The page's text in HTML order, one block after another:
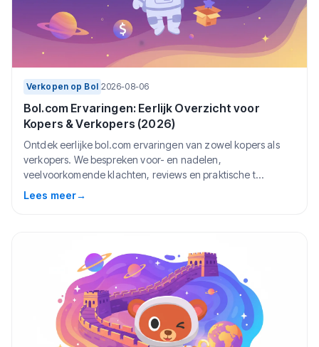
Verkopen op Bol 2026-08-06
Bol.com Ervaringen: Eerlijk Overzicht voor
Kopers & Verkopers (2026)
Ontdek eerlijke bol.com ervaringen van zowel kopers als
verkopers. We bespreken voor- en nadelen,
veelvoorkomende klachten, reviews en praktische t...
Lees meer→